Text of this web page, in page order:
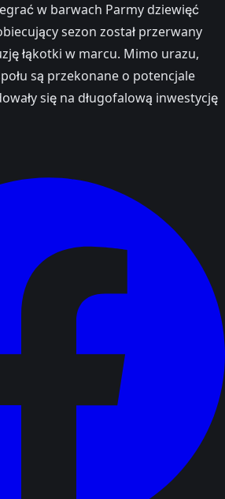
w barwach Parmy dziewięć
sezon został przerwany
łąkotki w marcu. Mimo urazu,
są przekonane o potencjale
się na długofalową inwestycję